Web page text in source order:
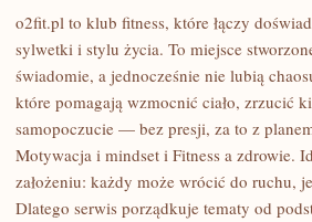
FITNESS
o2fit.pl to klub fitness, które łączy
sylwetki i stylu życia. To miejsce
świadomie, a jednocześnie nie lubią
które pomagają wzmocnić ciało, zrzucić
samopoczucie — bez presji, za to z
Motywacja i mindset i Fitness a zdrowie.
założeniu: każdy może wrócić do ruchu,
Dlatego serwis porządkuje tematy od